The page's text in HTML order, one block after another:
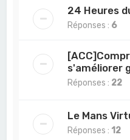
24 Heures
Réponses : 6
s'améliorer
Réponses : 22
Le Mans
Réponses : 12